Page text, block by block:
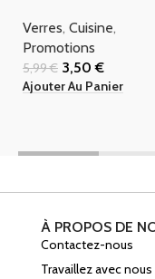
Verres, Cuisine,
Promotions
5,99€ 3,50€
Ajouter Au Panier
À PROPOS DE
Contactez-nous
Travaillez avec nous